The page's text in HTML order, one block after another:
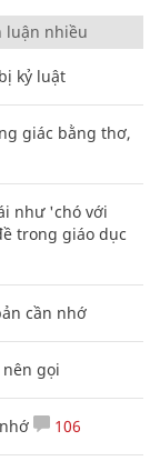
luận nhiều
kỷ luật
giác bằng thơ,
như 'chó với
trong giáo dục
cần nhớ
gọi
106